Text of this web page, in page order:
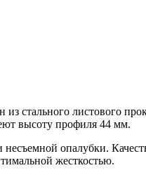
из стального листового
высоту профиля 44 мм.
опалубки.
жесткостью.